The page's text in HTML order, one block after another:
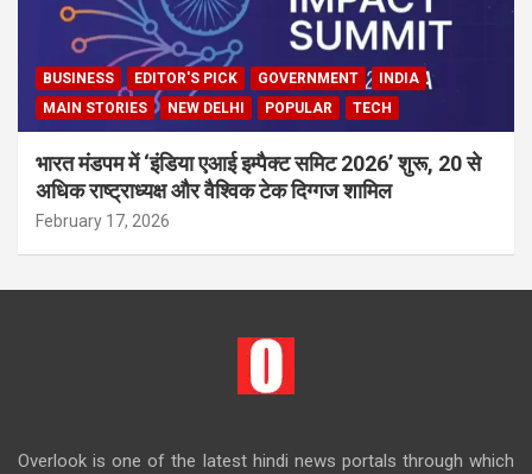
BUSINESS EDITOR'S PICK GOVERNMENT
INDIA
MAIN STORIES
NEW DELHI POPULAR TECH
भारत मंडपम में ‘इंडिया एआई इम्पैक्ट समिट 2026’ शुरू, 20 से
अधिक राष्ट्राध्यक्ष और वैश्विक टेक दिग्गज शामिल
February 17, 2026
Overlook is one of the latest hindi news portals through which